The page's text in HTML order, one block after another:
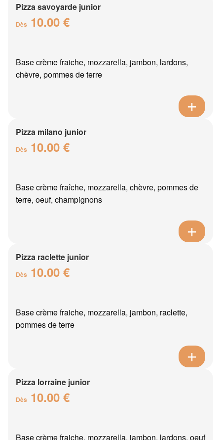
Pizza savoyarde junior
Dès 10.00 €
Base crème fraiche, mozzarella, jambon, lardons,
chèvre, pommes de terre
Pizza milano junior
Dès 10.00 €
Base crème fraîche, mozzarella, chèvre, pommes de
terre, oeuf, champignons
Pizza raclette junior
Dès 10.00 €
Base crème fraiche, mozzarella, jambon, raclette,
pommes de terre
Pizza lorraine junior
Dès 10.00 €
Base crème fraiche, mozzarella, jambon, lardons, oeuf